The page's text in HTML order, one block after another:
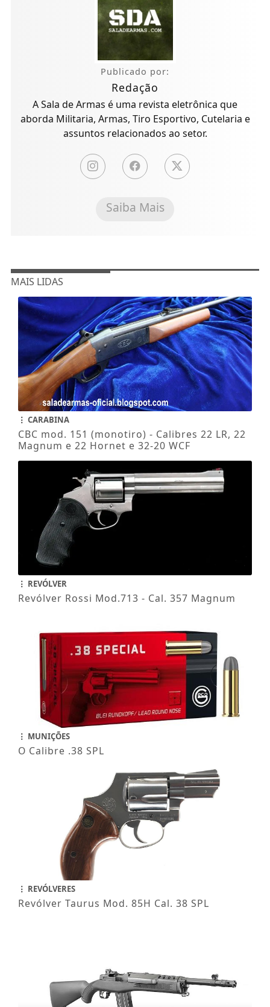
Publicado por:
Redação
A Sala de Armas é uma revista eletrônica que
aborda Militaria, Armas, Tiro Esportivo, Cutelaria e
assuntos relacionados ao setor.
Saiba Mais
MAIS LIDAS
CARABINA
CBC mod. 151 (monotiro) - Calibres 22 LR, 22
Magnum e 22 Hornet e 32-20 WCF
REVÓLVER
Revólver Rossi Mod.713 - Cal. 357 Magnum
MUNIÇÕES
O Calibre .38 SPL
REVÓLVERES
Revólver Taurus Mod. 85H Cal. 38 SPL